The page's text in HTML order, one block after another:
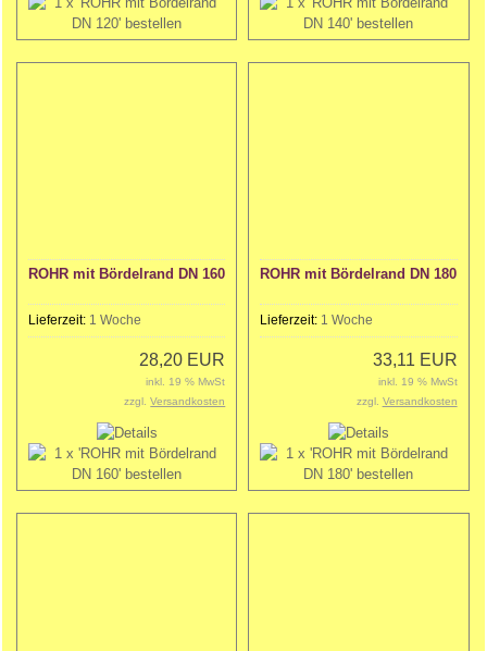
ROHR mit Bördelrand DN 160
Lieferzeit: 1 Woche
28,20 EUR
inkl. 19 % MwSt
zzgl.Versandkosten
ROHR mit Bördelrand DN 180
Lieferzeit: 1 Woche
33,11 EUR
inkl. 19 % MwSt
zzgl. Versandkosten